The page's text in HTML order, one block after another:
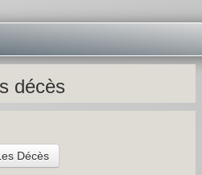
décès
Décès